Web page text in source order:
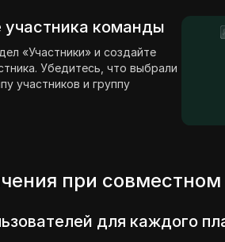
участника команды
«Участники» и создайте
Убедитесь, что выбрали
участников и группу
при
для каждого